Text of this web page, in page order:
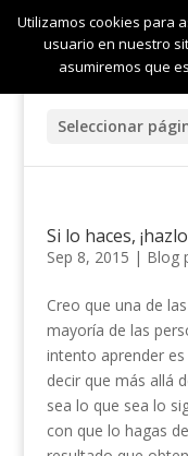
Seleccionar
Si lo haces,
Sep 8, 2015 | Blog
Creo que una de
mayoría de las
intento aprender
decir que más allá
sea lo que sea lo
con que lo hagas
Utilizamos cookies para
usuario en nuestro
asumiremos que